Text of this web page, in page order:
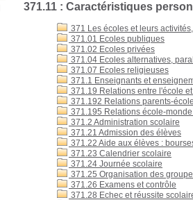
371.11 : Caractéristiques
371 Les écoles et leurs
371.01 Ecoles publiques
371.02 Ecoles privées
371.04 Ecoles alternatives,
371.07 Ecoles religieuses
371.1 Enseignants et
371.19 Relations entre l'école
371.192 Relations parents-
371.195 Relations école-
371.2 Administration scolaire
371.21 Admission des élèves
371.22 Aide aux élèves :
371.23 Calendrier scolaire
371.24 Journée scolaire
371.25 Organisation des
371.26 Examens et contrôle
371.28 Echec et réussite